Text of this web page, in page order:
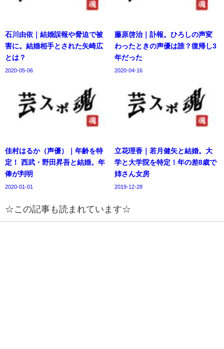
石川由依｜結婚誤報や脅迫で被
害に。結婚相手とされた矢崎広
とは？
2020-05-06
藤原啓治｜訃報。ひろしの声変
わったときの声優は誰？復帰し3
年だった
2020-04-16
佳村はるか（声優）｜年齢を特
定！ 西武・野田昇吾と結婚。年
俸が判明
2020-01-01
立花理香｜若月健矢と結婚。大
学と大学院を特定！年の差8歳で
姉さん女房
2019-12-28
☆この記事も読まれています☆